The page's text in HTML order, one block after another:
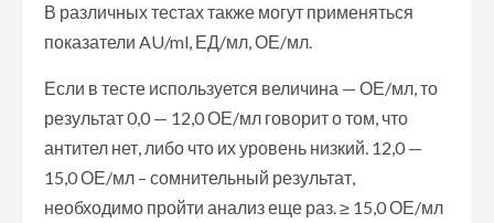
В различных тестах также могут применяться
показатели AU/ml, ЕД/мл, ОЕ/мл.
Если в тесте используется величина — ОЕ/мл, то
результат 0,0 — 12,0 ОЕ/мл говорит о том, что
антител нет, либо что их уровень низкий. 12,0 —
15,0 ОЕ/мл – сомнительный результат,
необходимо пройти анализ еще раз. ≥ 15,0 ОЕ/мл